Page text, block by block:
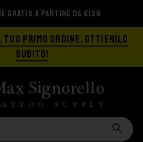
GRATIS A PARTIRE DA €129
TUO PRIMO ORDINE, OTTIENILO
SUBITO!